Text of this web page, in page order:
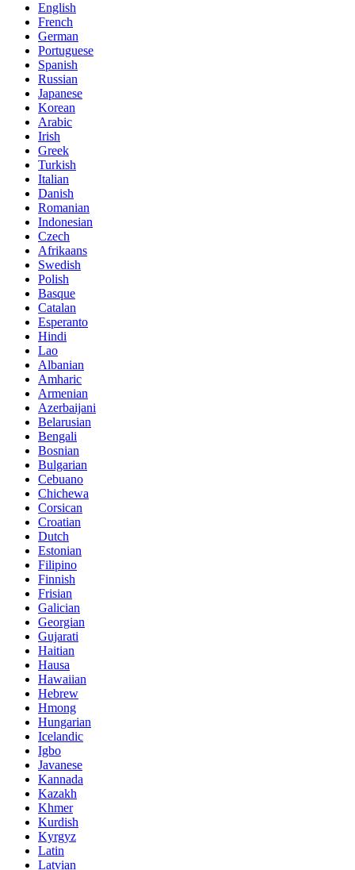
English
French
German
Portuguese
Spanish
Russian
Japanese
Korean
Arabic
Irish
Greek
Turkish
Italian
Danish
Romanian
Indonesian
Czech
Afrikaans
Swedish
Polish
Basque
Catalan
Esperanto
Hindi
Lao
Albanian
Amharic
Armenian
Azerbaijani
Belarusian
Bengali
Bosnian
Bulgarian
Cebuano
Chichewa
Corsican
Croatian
Dutch
Estonian
Filipino
Finnish
Frisian
Galician
Georgian
Gujarati
Haitian
Hausa
Hawaiian
Hebrew
Hmong
Hungarian
Icelandic
Igbo
Javanese
Kannada
Kazakh
Khmer
Kurdish
Kyrgyz
Latin
Latvian